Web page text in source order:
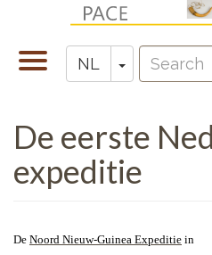
naar
gaan
Navigatie
wisselen
NL Toggle
Zoeken
Search
De eerste
expeditie
De Noord Nieuw-Guinea Expeditie in